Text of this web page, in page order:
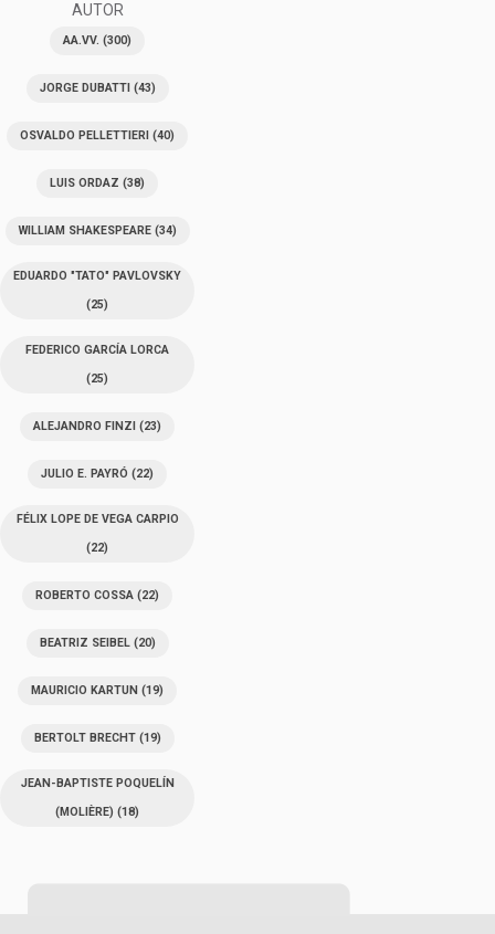
AUTOR
AA.VV. (300)
JORGE DUBATTI(43)
OSVALDO PELLETTIERI (40)
LUIS ORDAZ (38)
WILLIAM SHAKESPEARE(34)
EDUARDO "TATO" PAVLOVSKY
(25)
FEDERICO GARCÍA LORCA
(25)
ALEJANDRO FINZI (23)
JULIO E. PAYRÓ (22)
FÉLIX LOPE DE VEGA CARPIO
(22)
ROBERTO COSSA (22)
BEATRIZ SEIBEL(20)
MAURICIO KARTUN (19)
BERTOLT BRECHT(19)
JEAN-BAPTISTE POQUELÍN
(MOLIÈRE) (18)